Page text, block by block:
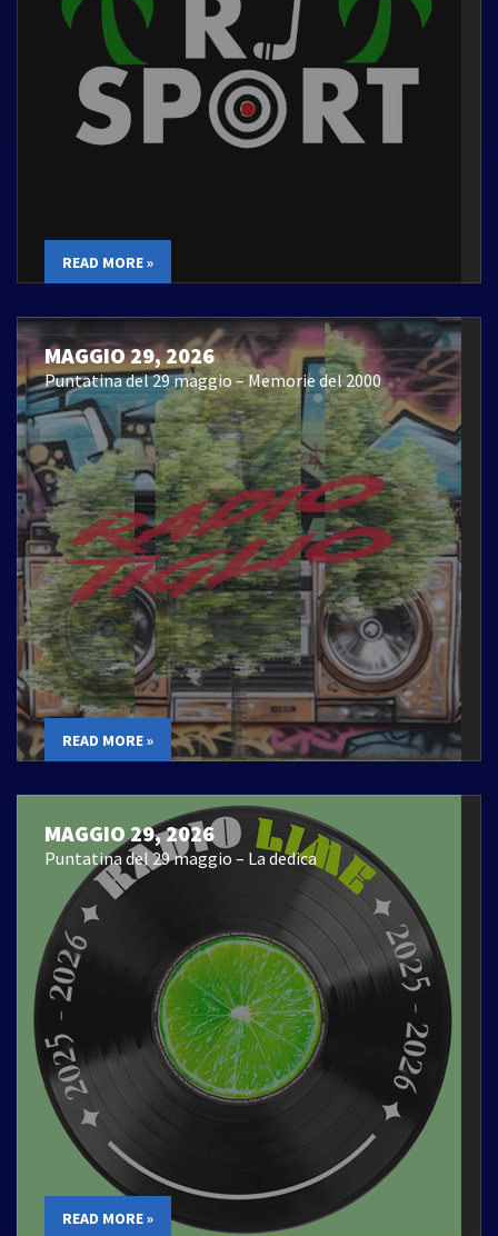
READ MORE »
MAGGIO 29, 2026
Puntatina del 29 maggio – Memorie del 2000
READ MORE »
MAGGIO 29, 2026
Puntatina del 29 maggio – La dedica
READ MORE »